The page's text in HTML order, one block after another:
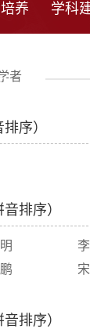
养 学科
者
序）
排序）
排序）